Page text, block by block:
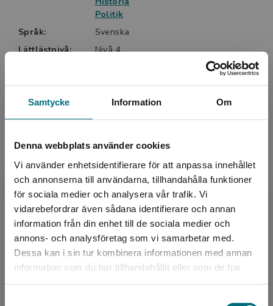
Samtycke Information Om
Denna webbplats använder cookies
Vi använder enhetsidentifierare för att anpassa innehållet
och annonserna till användarna, tillhandahålla funktioner
för sociala medier och analysera vår trafik. Vi
vidarebefordrar även sådana identifierare och annan
information från din enhet till de sociala medier och
annons- och analysföretag som vi samarbetar med.
Dessa kan i sin tur kombinera informationen med annan
information som du har tillhandahållit eller som de har
Begränsad fraktregion
Det verkar som att du besöker
Politik
Språk:
Svenska
Lättlästnivå:
Nivå 4
Utgivningsår:
2025
Artikelnummer:
47683-EB01
Upplaga:
Första
Upphovspersoner